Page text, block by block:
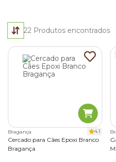
22 Produtos encontrados
Bragança 4.1
Cercado para Cães Epoxi Branco
Bragança